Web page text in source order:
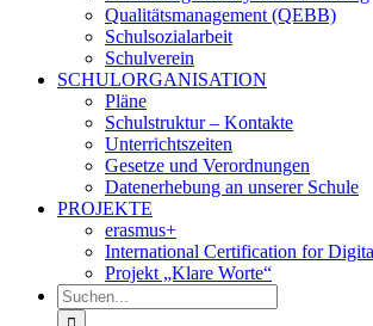
Qualitätsmanagement (QEBB)
Schulsozialarbeit
Schulverein
SCHULORGANISATION
Pläne
Schulstruktur – Kontakte
Unterrichtszeiten
Gesetze und Verordnungen
Datenerhebung an unserer Schule
PROJEKTE
erasmus+
International Certification for
Projekt „Klare Worte“
Suche
nach: